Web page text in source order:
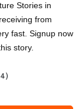
Stories in
from
fast. Signup now
story.